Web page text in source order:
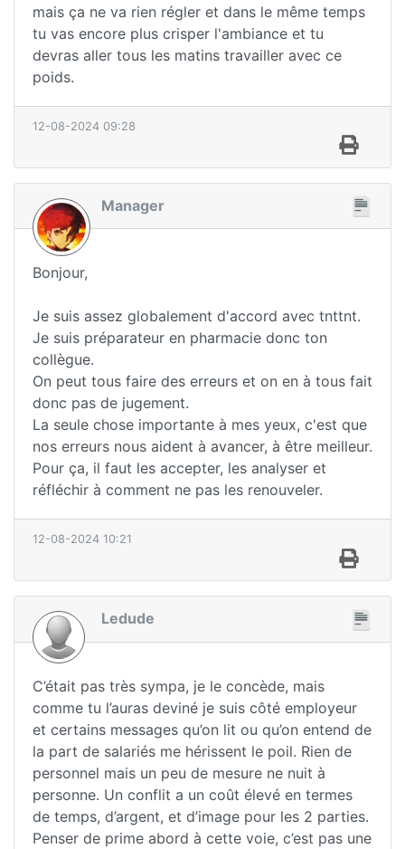
mais ça ne va rien régler et dans le même temps
tu vas encore plus crisper l'ambiance et tu
devras aller tous les matins travailler avec ce
poids.
12-08-2024 09:28
Manager
Bonjour,
Je suis assez globalement d'accord avec tnttnt.
Je suis préparateur en pharmacie donc ton
collègue.
On peut tous faire des erreurs et on en à tous fait
donc pas de jugement.
La seule chose importante à mes yeux, c'est que
nos erreurs nous aident à avancer, à être meilleur.
Pour ça, il faut les accepter, les analyser et
réfléchir à comment ne pas les renouveler.
12-08-2024 10:21
Ledude
C’était pas très sympa, je le concède, mais
comme tu l’auras deviné je suis côté employeur
et certains messages qu’on lit ou qu’on entend de
la part de salariés me hérissent le poil. Rien de
personnel mais un peu de mesure ne nuit à
personne. Un conflit a un coût élevé en termes
de temps, d’argent, et d’image pour les 2 parties.
Penser de prime abord à cette voie, c’est pas une